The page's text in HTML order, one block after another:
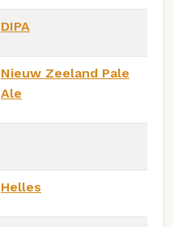
DIPA
Nieuw Zeeland Pale
Ale
Helles